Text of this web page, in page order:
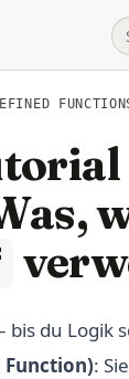
du Logik
Function):